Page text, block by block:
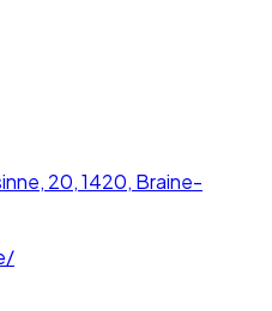
20, 1420, Braine-